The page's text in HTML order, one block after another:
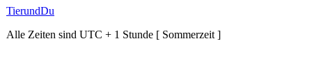
TierundDu
Alle Zeiten sind UTC + 1 Stunde [ Sommerzeit ]